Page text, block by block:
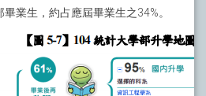
業生，約占應屆畢業生之34%。